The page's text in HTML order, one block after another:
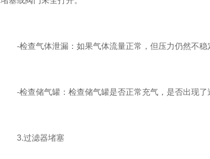
-检查气体泄漏：如果气体流量正常，但压力仍然不稳
-检查储气罐：检查储气罐是否正常充气，是否出现了
3.过滤器堵塞